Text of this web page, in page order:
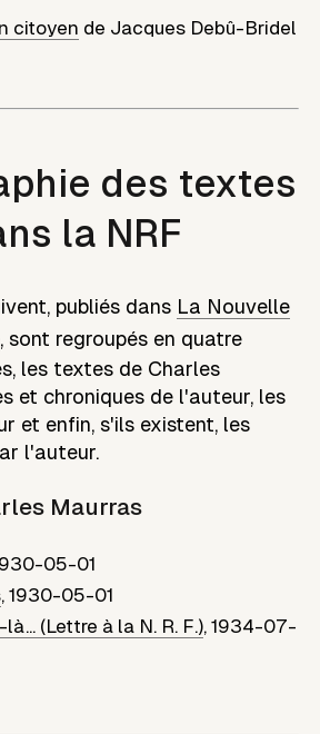
citoyen de Jacques Debû-Bridel
des textes
la NRF
publiés dans La Nouvelle
, sont regroupés en quatre
les textes de Charles
et chroniques de l'auteur, les
et enfin, s'ils existent, les
l'auteur.
Maurras
05-01
,1930-05-01
(Lettre à la N. R. F.),1934-07-